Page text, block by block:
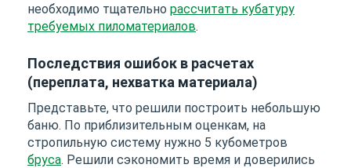
необходимо тщательно рассчитать кубатуру
требуемых пиломатериалов.
Последствия ошибок в расчетах
(переплата, нехватка материала)
Представьте, что решили построить небольшую
баню. По приблизительным оценкам, на
стропильную систему нужно 5 кубометров
бруса. Решили сэкономить время и доверились